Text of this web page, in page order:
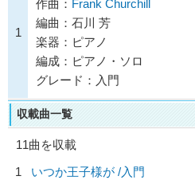
1
作曲： Frank Churchill
編曲：石川 芳
楽器：ピアノ
編成：ピアノ・ソロ
グレード：入門
収載曲一覧
11曲を収載
1
いつか王子様が /入門